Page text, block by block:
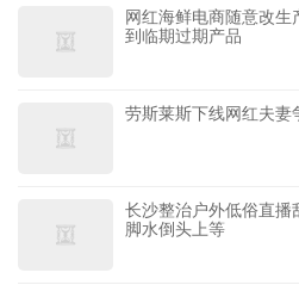
网红海鲜电商随意改
到临期过期产品
劳斯莱斯下线网红夫
长沙整治户外低俗直
脚水倒头上等